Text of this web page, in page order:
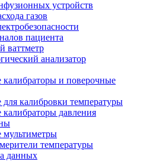
устройств
газов
пациента
ваттметр
анализатор
калибраторы и поверочные
калибровки температуры
давления
мультиметры
температуры
данных